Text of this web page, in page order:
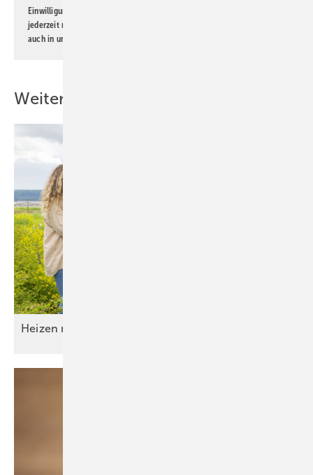
Einwilligung kann ich jederzeit widerrufen und eine Abmeldung ist
jederzeit möglich. Informationen zum Umgang mit Daten finden Sie
auch in unserer
Weitere Inhalte
Heizen mit Wärmepumpe wird